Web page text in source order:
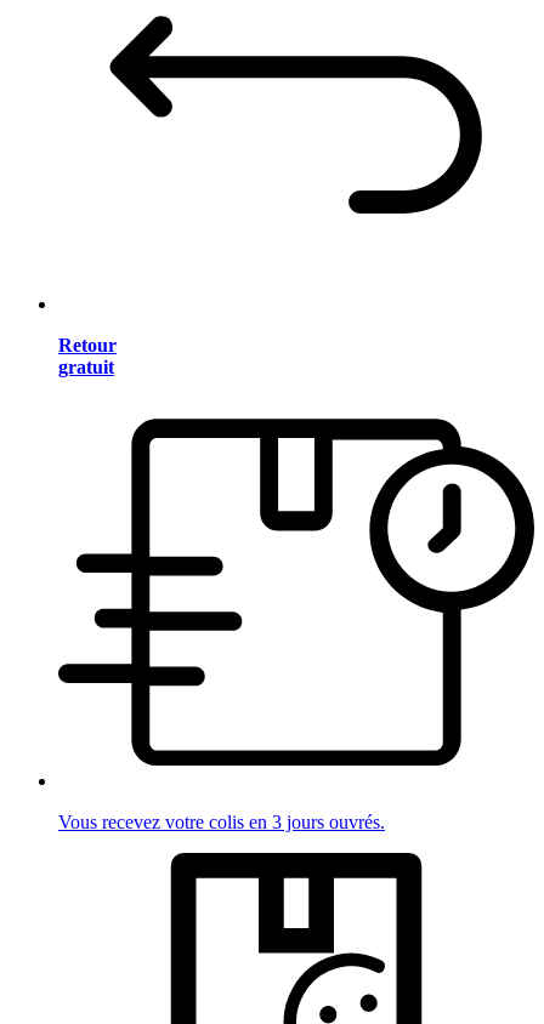
Retour
gratuit
Vous recevez votre colis en 3 jours ouvrés.